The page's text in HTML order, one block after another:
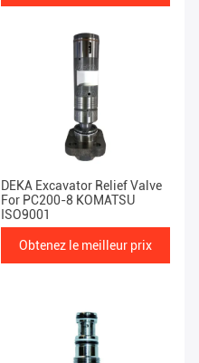
DEKA Excavator Relief Valve
For PC200-8 KOMATSU
ISO9001
Obtenez le meilleur prix